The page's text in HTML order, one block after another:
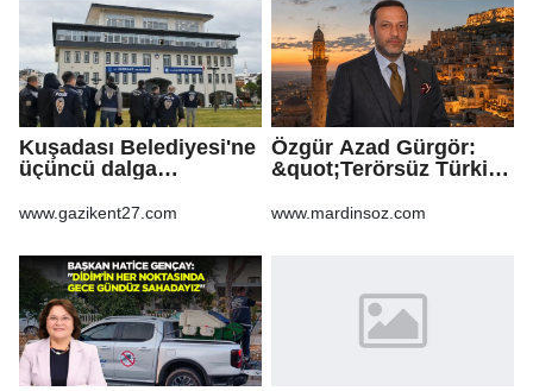
Kuşadası Belediyesi'ne
üçüncü dalga
www.gazikent27.com
Özgür Azad Gürgör:
&quot;Terörsüz Türkiye
Turizmi İçin Yeni Bir
www.mardinsoz.com